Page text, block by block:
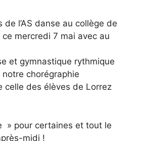
l’AS danse au collège de
mercredi 7 mai avec au
et gymnastique rythmique
chorégraphie
celle des élèves de Lorrez
» pour certaines et tout le
midi !